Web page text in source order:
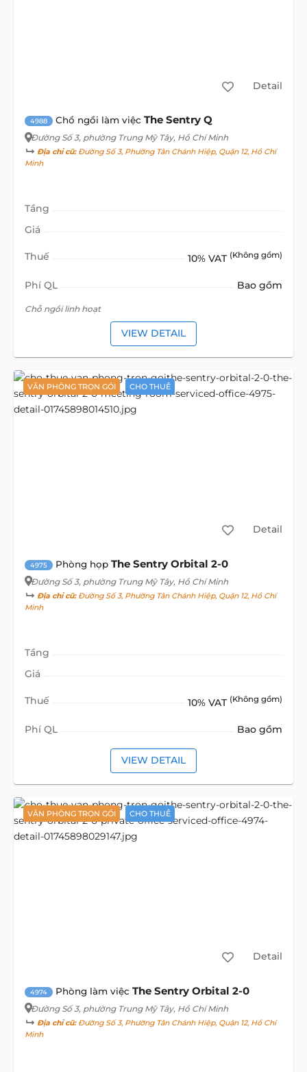
Detail
4988 Chổ ngồi làm việc The Sentry Q
Đường Số 3, phường Trung Mỹ Tây, Hồ Chí Minh
Địa chỉ cũ:Đường Số 3, Phường Tân Chánh Hiệp, Quận 12, Hồ Chí
Minh
Tầng
Giá
Thuế 10% VAT (Không gồm)
Phí QL Bao gồm
Chỗ ngồi linh hoạt
VIEW DETAIL
VĂN PHÒNG TRỌN GÓI CHO THUÊ
Detail
4975 Phòng họp The Sentry Orbital 2-0
Đường Số 3, phường Trung Mỹ Tây, Hồ Chí Minh
Địa chỉ cũ:Đường Số 3, Phường Tân Chánh Hiệp, Quận 12, Hồ Chí
Minh
Tầng
Giá
Thuế 10% VAT (Không gồm)
Phí QL Bao gồm
VIEW DETAIL
VĂN PHÒNG TRỌN GÓI CHO THUÊ
Detail
4974 Phòng làm việc The Sentry Orbital 2-0
Đường Số 3, phường Trung Mỹ Tây, Hồ Chí Minh
Địa chỉ cũ:Đường Số 3, Phường Tân Chánh Hiệp, Quận 12, Hồ Chí
Minh